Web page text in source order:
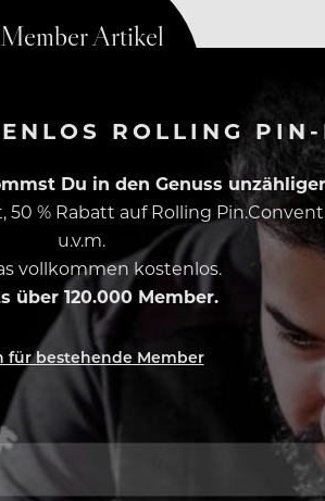
ROLLING PIN-
Du in den Genuss
50 % Rabatt auf Rolling
u.v.m.
vollkommen kostenlos.
über 120.000 Member.
für bestehende Member